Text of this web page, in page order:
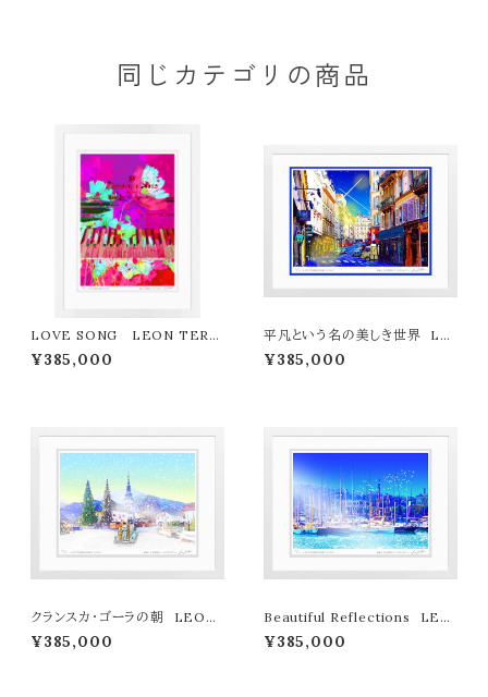
同じカテゴリの商品
LOVE SONG LEON TERA
SHIMA版画作品77作限定（オン
ライン限定特典付き作品〉
¥385,000
平凡という名の美しき世界 LE
ON TERASHIMA版画作品77
作限定（オンライン限定特典付き
¥385,000
クランスカ・ゴーラの朝 LEON
TERASHIMA版画作品77作限
定（オンライン限定特典付き作
¥385,000
Beautiful Reflections LEO
N TERASHIMA版画作品77作
限定（オンライン限定特典付き作
¥385,000